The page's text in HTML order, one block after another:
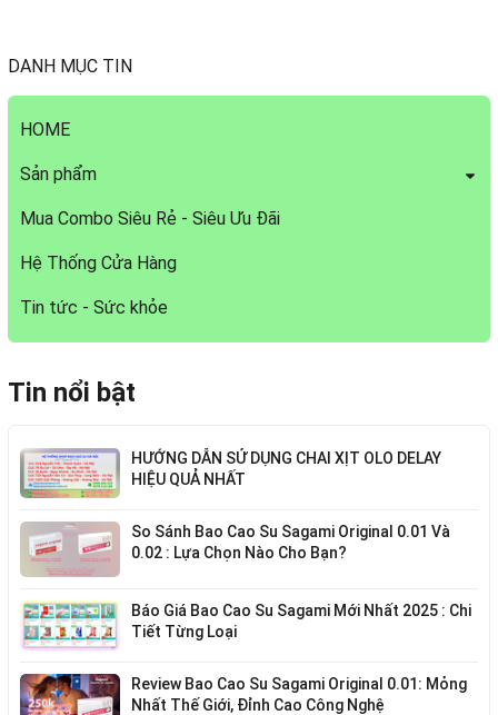
DANH MỤC TIN
HOME
Sản phẩm
Mua Combo Siêu Rẻ - Siêu Ưu Đãi
Hệ Thống Cửa Hàng
Tin tức - Sức khỏe
Tin nổi bật
HƯỚNG DẪN SỬ DỤNG CHAI XỊT OLO DELAY
HIỆU QUẢ NHẤT
So Sánh Bao Cao Su Sagami Original 0.01 Và
0.02 : Lựa Chọn Nào Cho Bạn?
Báo Giá Bao Cao Su Sagami Mới Nhất 2025 : Chi
Tiết Từng Loại
Review Bao Cao Su Sagami Original 0.01: Mỏng
Nhất Thế Giới, Đỉnh Cao Công Nghệ